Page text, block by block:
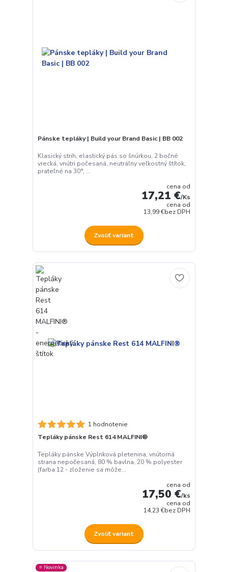
Pánske tepláky | Build your Brand Basic | BB 002
Klasický strih, elastický pás so šnúrkou, 2 bočné
vrecká, vnútri počesaná, neutrálny veľkostný štítok,
prateľné na 30°, ...
cena od
17,21 €/Ks
cena od
13,99 €bez DPH
Zvoliť variant
1 hodnotenie
Tepláky pánske Rest 614 MALFINI®
Tepláky pánske Výplnková pletenina, vnútorná
strana nepočesaná, 80 % bavlna, 20 % polyester
(farba 12 - zloženie sa môže...
cena od
17,50 €/ks
cena od
14,23 €bez DPH
Zvoliť variant
⭐️ Novinka